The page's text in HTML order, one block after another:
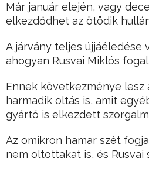
Már január elején, vagy
elkezdődhet az ötödik
A járvány teljes újjáéledése
ahogyan Rusvai Miklós
Ennek következménye lesz
harmadik oltás is, amit
gyártó is elkezdett
Az omikron hamar szét
nem oltottakat is, és Rusvai